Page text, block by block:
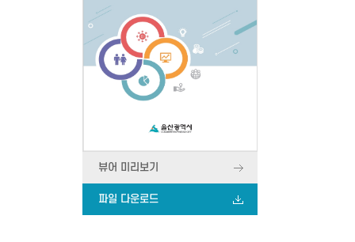
뷰어 미리보기
파일 다운로드